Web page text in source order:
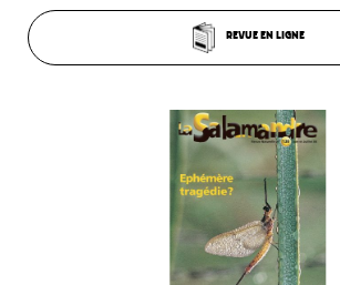
REVUE EN LIGNE